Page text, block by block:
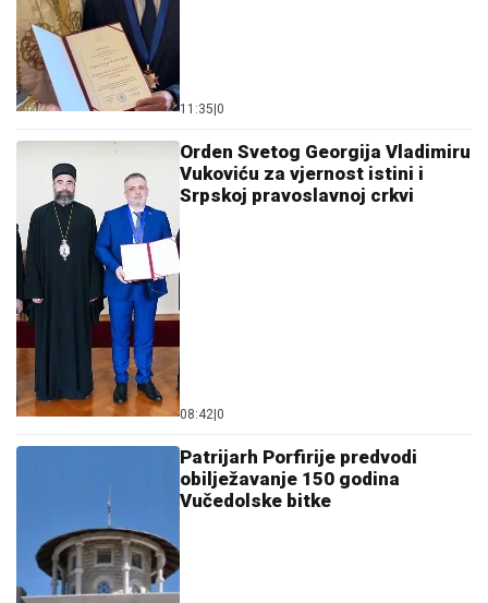
11:35 0
Orden Svetog Georgija Vladimiru
Vukoviću za vjernost istini i
Srpskoj pravoslavnoj crkvi
08:42 0
Patrijarh Porfirije predvodi
obilježavanje 150 godina
Vučedolske bitke